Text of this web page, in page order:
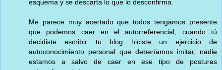
esquema y se descarta lo que lo desconfirma.
Me parece muy acertado que todos tengamos presente
que podemos caer en el autorreferencial; cuando tú
decidiste escribir tu blog hiciste un ejercicio de
autoconocimiento personal que deberíamos imitar, nadie
estamos a salvo de caer en ese tipo de posturas